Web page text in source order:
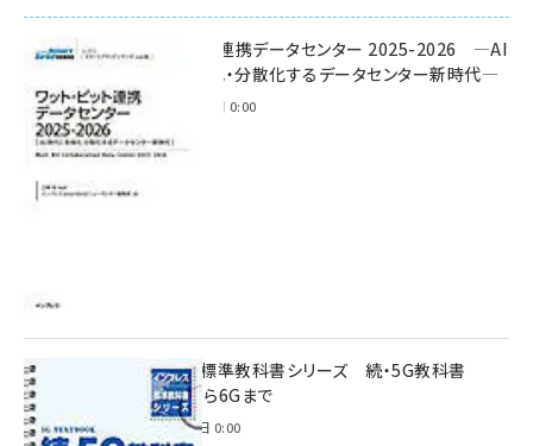
ワット・ビット連携データセンター 2025-2026 ―AI
時代に多様化・分散化するデータセンター新時代―
2025年11月28日 0:00
インプレス標準教科書シリーズ 続・5G教科書
NSA/SAから6Gまで
2023年4月3日 0:00